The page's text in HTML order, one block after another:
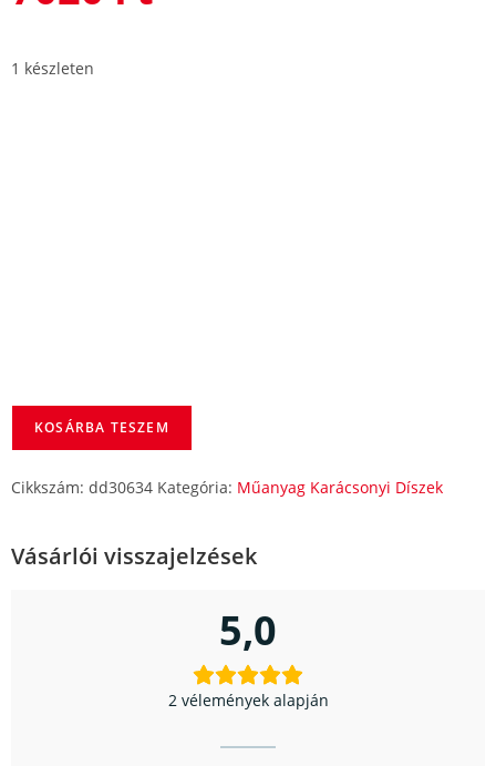
1 készleten
KOSÁRBA TESZEM
Cikkszám: dd30634 Kategória: Műanyag Karácsonyi Díszek
Vásárlói visszajelzések
5,0
2 vélemények alapján